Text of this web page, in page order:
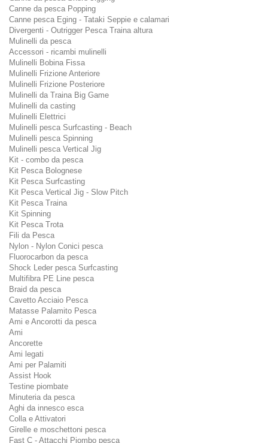
Canne da pesca Popping
Canne pesca Eging - Tataki Seppie e calamari
Divergenti - Outrigger Pesca Traina altura
Mulinelli da pesca
Accessori - ricambi mulinelli
Mulinelli Bobina Fissa
Mulinelli Frizione Anteriore
Mulinelli Frizione Posteriore
Mulinelli da Traina Big Game
Mulinelli da casting
Mulinelli Elettrici
Mulinelli pesca Surfcasting - Beach
Mulinelli pesca Spinning
Mulinelli pesca Vertical Jig
Kit - combo da pesca
Kit Pesca Bolognese
Kit Pesca Surfcasting
Kit Pesca Vertical Jig - Slow Pitch
Kit Pesca Traina
Kit Spinning
Kit Pesca Trota
Fili da Pesca
Nylon - Nylon Conici pesca
Fluorocarbon da pesca
Shock Leder pesca Surfcasting
Multifibra PE Line pesca
Braid da pesca
Cavetto Acciaio Pesca
Matasse Palamito Pesca
Ami e Ancorotti da pesca
Ami
Ancorette
Ami legati
Ami per Palamiti
Assist Hook
Testine piombate
Minuteria da pesca
Aghi da innesco esca
Colla e Attivatori
Girelle e moschettoni pesca
Fast C - Attacchi Piombo pesca